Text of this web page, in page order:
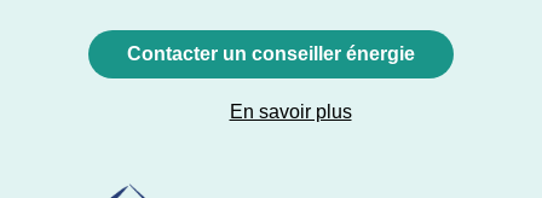
Contacter un conseiller énergie
En savoir plus